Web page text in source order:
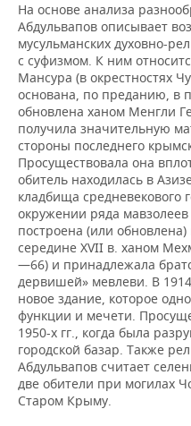
На основе анализа
Абдульвапов описывает
мусульманских духовно-
с суфизмом. К ним
Мансура (в окрестностях
основана, по преданию, в
обновлена ханом Менгли
получила значительную
стороны последнего
Просуществовала она
обитель находилась в
кладбища
окружении ряда
построена (или
середине XVII в. ханом
—66) и принадлежала
дервишей» мевлеви. В
новое здание, которое
функции и мечети.
1950-х гг., когда была
городской базар. Также
Абдульвапов считает
две обители при могилах
Старом Крыму.